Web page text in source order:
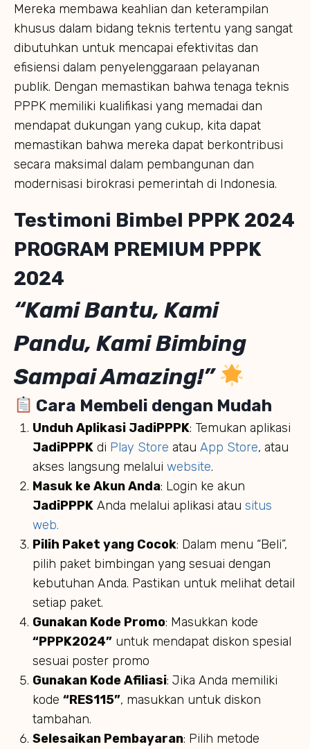
Mereka membawa keahlian dan keterampilan
khusus dalam bidang teknis tertentu yang sangat
dibutuhkan untuk mencapai efektivitas dan
efisiensi dalam penyelenggaraan pelayanan
publik. Dengan memastikan bahwa tenaga teknis
PPPK memiliki kualifikasi yang memadai dan
mendapat dukungan yang cukup, kita dapat
memastikan bahwa mereka dapat berkontribusi
secara maksimal dalam pembangunan dan
modernisasi birokrasi pemerintah di Indonesia.
Testimoni Bimbel PPPK 2024
PROGRAM PREMIUM PPPK
2024
“Kami Bantu, Kami
Pandu, Kami Bimbing
Sampai Amazing!”
Cara Membeli dengan Mudah
Unduh Aplikasi JadiPPPK: Temukan aplikasi
JadiPPPK di Play Store atau App Store, atau
akses langsung melalui website.
Masuk ke Akun Anda: Login ke akun
JadiPPPK Anda melalui aplikasi atau situs
web.
Pilih Paket yang Cocok: Dalam menu “Beli”,
pilih paket bimbingan yang sesuai dengan
kebutuhan Anda. Pastikan untuk melihat detail
setiap paket.
Gunakan Kode Promo: Masukkan kode
“PPPK2024” untuk mendapat diskon spesial
sesuai poster promo
Gunakan Kode Afiliasi: Jika Anda memiliki
kode “RES115”, masukkan untuk diskon
tambahan.
Selesaikan Pembayaran: Pilih metode